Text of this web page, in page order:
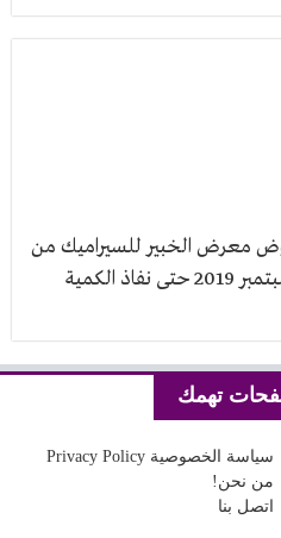
معرض الخبير للسيراميك من
تهمك
سياسة الخصوصية Privacy Policy
من نحن!
اتصل بنا